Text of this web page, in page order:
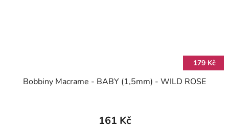
179 Kč
Bobbiny Macrame - BABY (1,5mm) - WILD ROSE
161 Kč